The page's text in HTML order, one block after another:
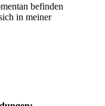
befinden
in meiner